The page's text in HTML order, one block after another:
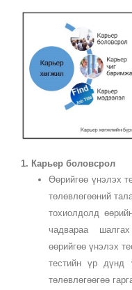
1. Карьер боловсрол
Өөрийгөө үнэлэх
төлөвлөгөөний
тохиолдолд
чадвараа
өөрийгөө үнэлэх
тестийн үр дүнд
төлөвлөгөөгөө